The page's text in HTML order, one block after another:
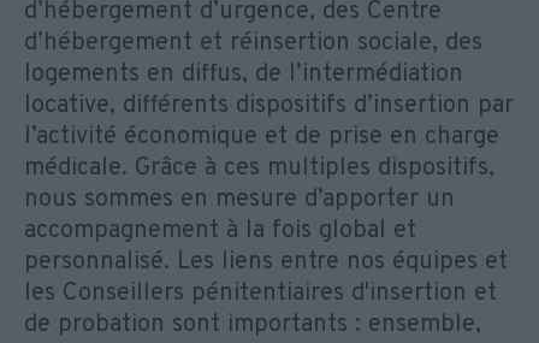
d’hébergement d’urgence, des Centre
d’hébergement et réinsertion sociale, des
logements en diffus, de l’intermédiation
locative, différents dispositifs d’insertion par
l’activité économique et de prise en charge
médicale. Grâce à ces multiples dispositifs,
nous sommes en mesure d’apporter un
accompagnement à la fois global et
personnalisé. Les liens entre nos équipes et
les Conseillers pénitentiaires d'insertion et
de probation sont importants : ensemble,